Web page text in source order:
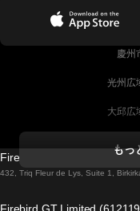
慶州
光州広
大邱広
ダブリン
もっ
Firebird GT Limited (OC
432, Triq Fleur de Lys, Suite 1,